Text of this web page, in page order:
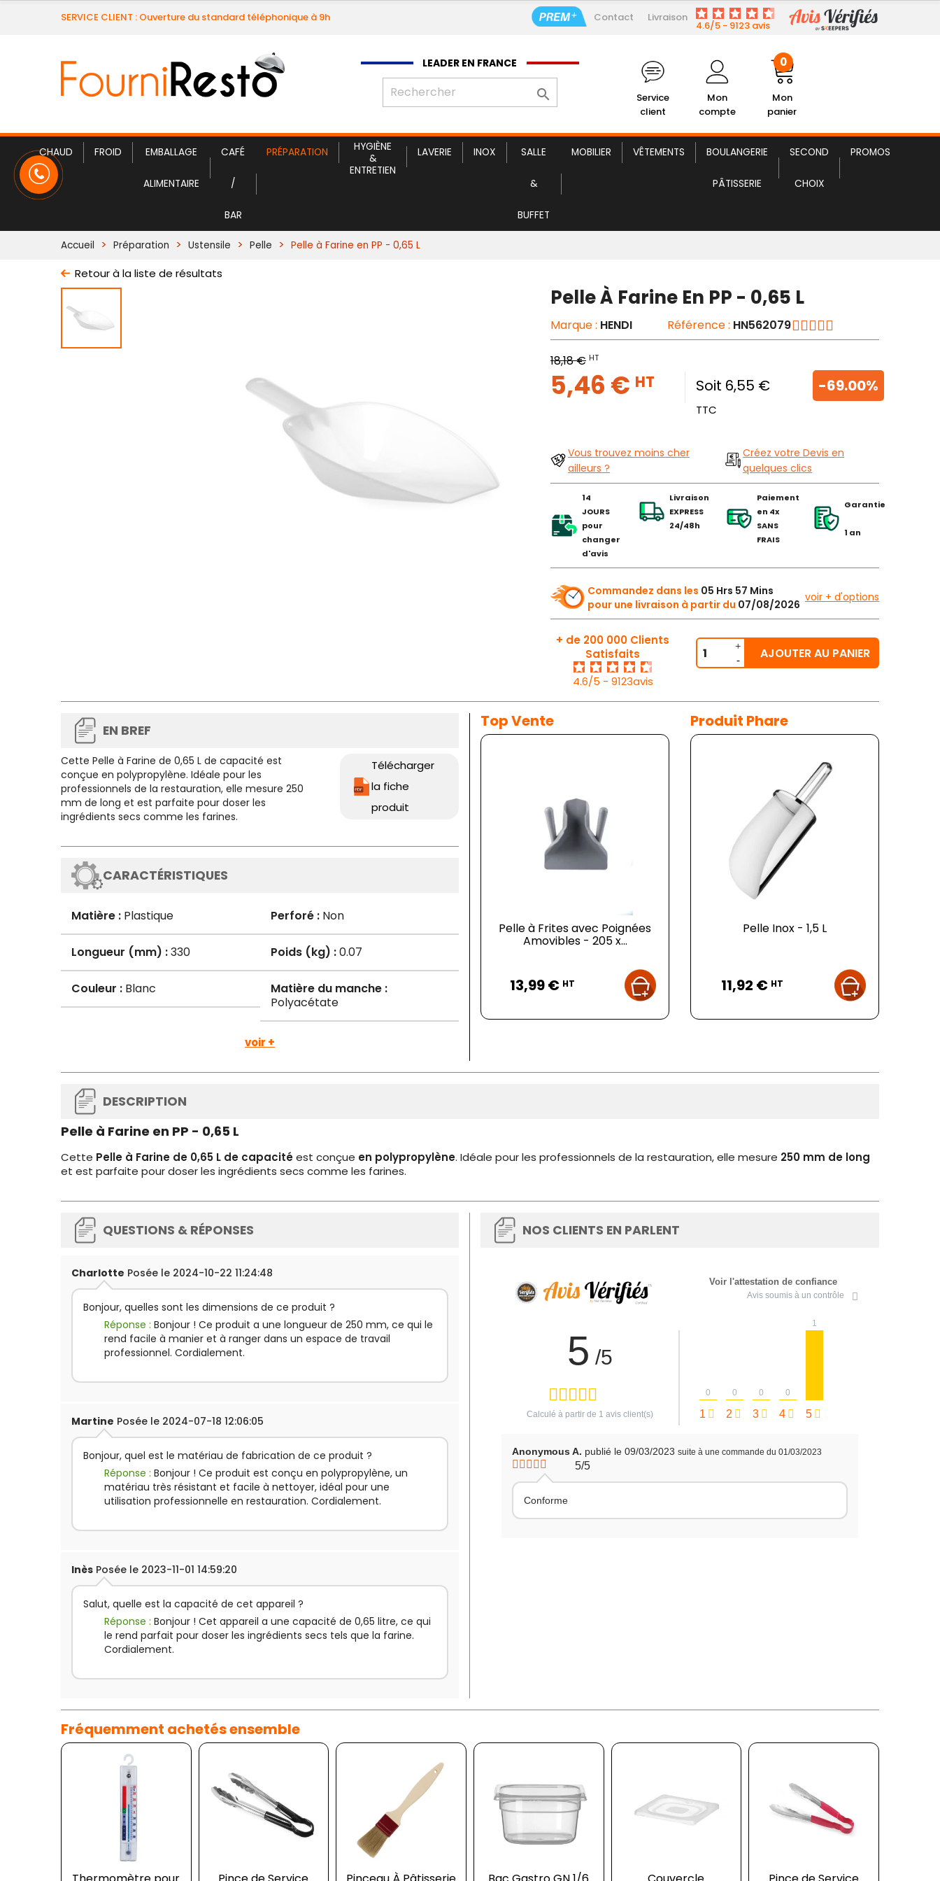
SERVICE CLIENT : Ouverture du standard téléphonique à 9h Contact Livraison
4.6/5 - 9123 avis
LEADER EN FRANCE

Service
client
Mon
compte
Mon
panier
0
CHAUD FROID EMBALLAGE
ALIMENTAIRE
CAFÉ
/
BAR
PRÉPARATION
HYGIÈNE
&
ENTRETIEN
LAVERIE INOX SALLE
&
BUFFET
MOBILIER VÊTEMENTS BOULANGERIE
PÂTISSERIE
SECOND
CHOIX
PROMOS
Pelle à Farine en PP 5,46 € HT
Accueil Préparation Ustensile Pelle Pelle à Farine en PP - 0,65 L
Retour à la liste de résultats
Pelle À Farine En PP - 0,65 L
Marque : HENDI Référence : HN562079
18,18 € HT
5,46 € HT Soit 6,55 €
TTC
-69.00%
Vous trouvez moins cher
ailleurs ?
Créez votre Devis en
quelques clics
14
JOURS
pour
changer
d'avis
Livraison
EXPRESS
24/48h
Paiement
en 4x
SANS
FRAIS
Garantie
1 an
Commandez dans les 05 Hrs 57 Mins
pour une livraison à partir du 07/08/2026
voir + d'options
+ de 200 000 Clients
Satisfaits
4.6/5 - 9123avis
AJOUTER AU PANIER
EN BREF
Cette Pelle à Farine de 0,65 L de capacité est
conçue en polypropylène. Idéale pour les
professionnels de la restauration, elle mesure 250
mm de long et est parfaite pour doser les
ingrédients secs comme les farines.
Télécharger
la fiche
produit
CARACTÉRISTIQUES
Matière : Plastique Perforé :Non
Longueur (mm) :330 Poids (kg) :0.07
Couleur : Blanc
Matière du manche :
Polyacétate
voir +
Top Vente
Pelle à Frites avec Poignées
Amovibles - 205 x...
13,99 € HT
Produit Phare
Pelle Inox - 1,5 L
11,92 € HT
DESCRIPTION
Pelle à Farine en PP - 0,65 L
Cette Pelle à Farine de 0,65 L de capacitéest conçue en polypropylène. Idéale pour les professionnels de la restauration, elle mesure 250 mm de long
et est parfaite pour doser les ingrédients secs comme les farines.
QUESTIONS & RÉPONSES
Charlotte Posée le 2024-10-22 11:24:48
Bonjour, quelles sont les dimensions de ce produit ?
Réponse : Bonjour ! Ce produit a une longueur de 250 mm, ce qui le
rend facile à manier et à ranger dans un espace de travail
professionnel. Cordialement.
Martine Posée le 2024-07-18 12:06:05
Bonjour, quel est le matériau de fabrication de ce produit ?
Réponse : Bonjour ! Ce produit est conçu en polypropylène, un
matériau très résistant et facile à nettoyer, idéal pour une
utilisation professionnelle en restauration. Cordialement.
Inès Posée le 2023-11-01 14:59:20
Salut, quelle est la capacité de cet appareil ?
Réponse : Bonjour ! Cet appareil a une capacité de 0,65 litre, ce qui
le rend parfait pour doser les ingrédients secs tels que la farine.
Cordialement.
NOS CLIENTS EN PARLENT
Voir l'attestation de confiance
Avis soumis à un contrôle
5 /5
Calculé à partir de 1 avis client(s) 1
0
2
0
3
0
4
0
5
1
Anonymous A. publié le 09/03/2023 suite à une commande du 01/03/2023
5/5
Conforme
Fréquemment achetés ensemble